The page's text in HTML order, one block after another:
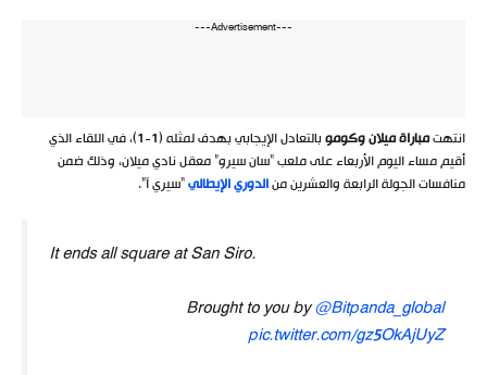
---Advertisement---
انتهتمباراة ميلان وكومو
بالتعادل الإيجابي بهدف لمثله (1-1)، في اللقاء الذي
أقيم مساء اليوم الأربعاء على ملعب “سان سيرو” معقل نادي ميلان، وذلك ضمن
منافسات الجولة الرابعة والعشرين منالدوري الإيطالي“سيري آ”.
It ends all square at San Siro.
Brought to you by@Bitpanda_global
pic.twitter.com/gz5OkAjUyZ